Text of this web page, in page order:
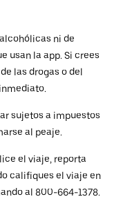
ni de
usan la app. Si crees
las drogas o del
sujetos a impuestos
al peaje.
el viaje, reporta
califiques el viaje en
al 800-664-1378.